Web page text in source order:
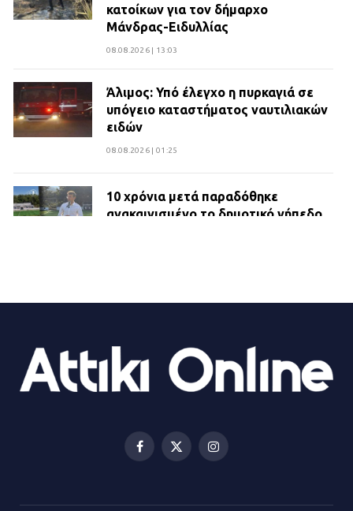
κατοίκων για τον δήμαρχο
Μάνδρας-Ειδυλλίας
08.08.2026 | 13:03
Άλιμος: Υπό έλεγχο η πυρκαγιά σε
υπόγειο καταστήματος ναυτιλιακών
ειδών
08.08.2026 | 01:25
10 χρόνια μετά παραδόθηκε
ανακαινισμένο το δημοτικό γήπεδο
ΔΗΜΟΣ ΜΑΝΔΡΑΣ ΕΙΔΥΛΛΙΑΣ:
23.07.2026 | 14:58
Πολυχώρο ΙΡΙΣ
21.07.2026 | 14:01
Facebook
X
Instagram